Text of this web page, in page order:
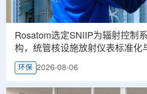
Rosatom选定SNIIP为辐射控制
构，统管核设施放射仪表标准化
环保 2026-08-06